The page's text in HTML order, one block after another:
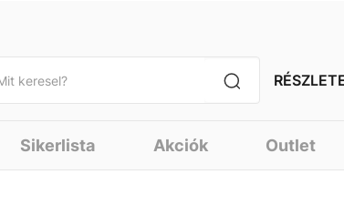
Sikerlista Akciók Outlet